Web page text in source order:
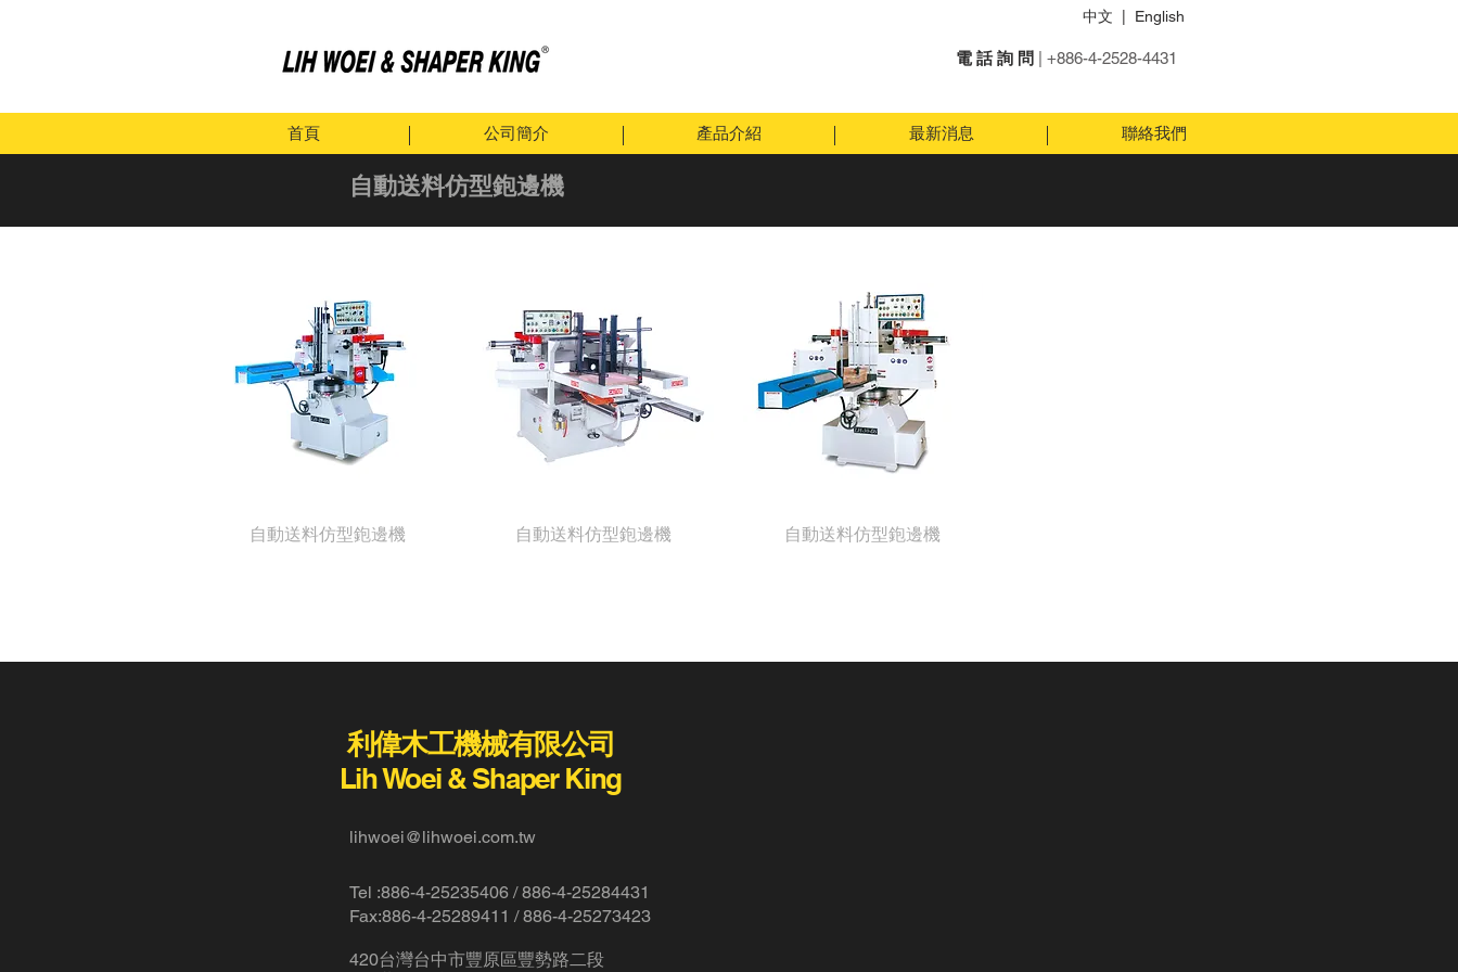
中文 English
電 話 詢 問 | +886-4-2528-4431
自動送料仿型鉋邊機
首頁 公司簡介 產品介紹 最新消息 聯絡我們
自動送料仿型鉋邊機 自動送料仿型鉋邊機 自動送料仿型鉋邊機
利偉木工機械有限公司
Lih Woei & Shaper King
lihwoei@lihwoei.com.tw
Tel :886-4-25235406 /886-4-25284431
Fax:886-4-25289411 / 886-4-25273423
420台灣台中市豐原區豐勢路二段